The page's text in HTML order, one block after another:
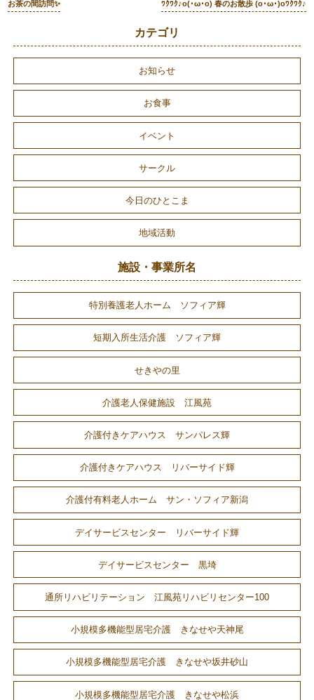
お茶の間訪問✨ ﾜｸﾜｸ♪o(･ω･o) 春のお散歩 (o･ω･)oﾜｸﾜｸ♪
カテゴリ
お知らせ
お食事
イベント
サークル
今日のひとこま
地域活動
施設・事業所名
特別養護老人ホーム ソフィア輝
短期入所生活介護 ソフィア輝
せきやの里
介護老人保健施設 江風苑
介護付きケアハウス サンパレス輝
介護付きケアハウス リバーサイド輝
介護付有料老人ホーム サン・ソフィア新潟
デイサービスセンター リバーサイド輝
デイサービスセンター 黒埼
通所リハビリテーション 江風苑リハビリセンター100
小規模多機能型居宅介護 きなせや天神尾
小規模多機能型居宅介護 きなせや坂井砂山
小規模多機能型居宅介護 きなせや松浜